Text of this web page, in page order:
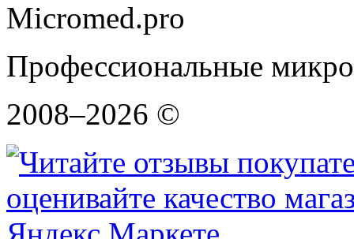
Micromed.pro
Профессиональные
2008–2026 ©